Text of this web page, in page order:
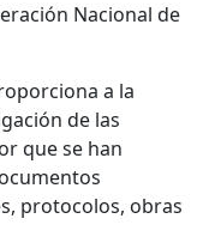
Nacional de
a la
de las
que se han
protocolos, obras